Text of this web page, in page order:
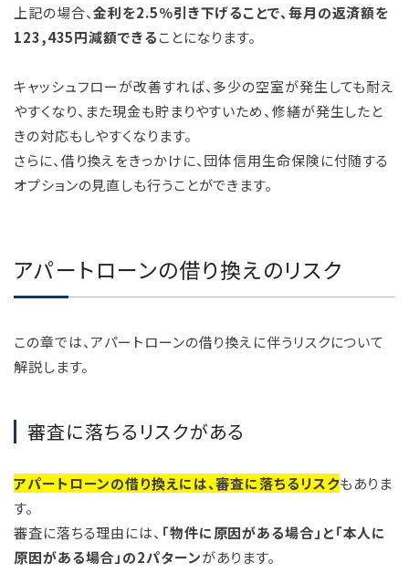
上記の場合、金利を2.5％引き下げることで、毎月の返済額を
123,435円減額できることになります。
キャッシュフローが改善すれば、多少の空室が発生しても耐え
やすくなり、また現金も貯まりやすいため、修繕が発生したと
きの対応もしやすくなります。
さらに、借り換えをきっかけに、団体信用生命保険に付随する
オプションの見直しも行うことができます。
アパートローンの借り換えのリスク
この章では、アパートローンの借り換えに伴うリスクについて
解説します。
審査に落ちるリスクがある
アパートローンの借り換えには、審査に落ちるリスクもありま
す。
審査に落ちる理由には、 「物件に原因がある場合」と「本人に
原因がある場合」の2パターンがあります。